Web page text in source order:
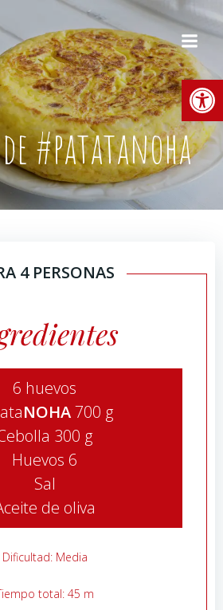
Saltar
al
contenido
#patatanoha
4 PERSONAS
6 huevos
NOHA700 g
300 g
Huevos 6
Sal
de oliva
Dificultad: Media
total: 45 m